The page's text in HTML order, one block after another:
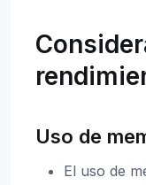
Uso de
El uso de